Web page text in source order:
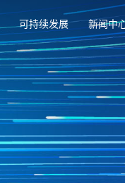
可持续发展 新闻中